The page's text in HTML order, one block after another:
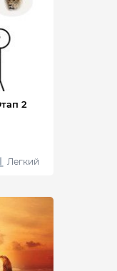
2
Легкий